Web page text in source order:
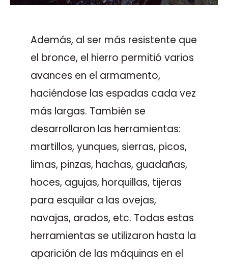
Además, al ser más resistente que
el bronce, el hierro permitió varios
avances en el armamento,
haciéndose las espadas cada vez
más largas. También se
desarrollaron las herramientas:
martillos, yunques, sierras, picos,
limas, pinzas, hachas, guadañas,
hoces, agujas, horquillas, tijeras
para esquilar a las ovejas,
navajas, arados, etc. Todas estas
herramientas se utilizaron hasta la
aparición de las máquinas en el